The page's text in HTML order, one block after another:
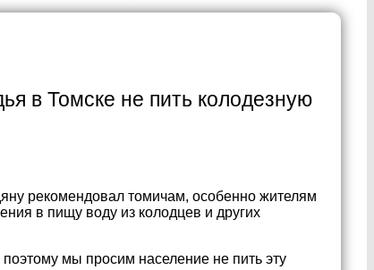
в Томске не пить колодезную
рекомендовал томичам, особенно жителям
в пищу воду из колодцев и других
мы просим население не пить эту